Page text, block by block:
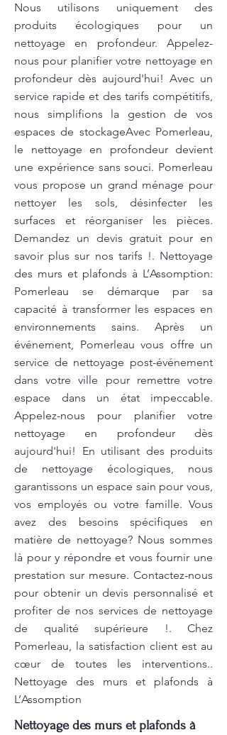
Nous utilisons uniquement des
produits écologiques pour un
nettoyage en profondeur. Appelez-
nous pour planifier votre nettoyage en
profondeur dès aujourd'hui! Avec un
service rapide et des tarifs compétitifs,
nous simplifions la gestion de vos
espaces de stockageAvec Pomerleau,
le nettoyage en profondeur devient
une expérience sans souci. Pomerleau
vous propose un grand ménage pour
nettoyer les sols, désinfecter les
surfaces et réorganiser les pièces.
Demandez un devis gratuit pour en
savoir plus sur nos tarifs !. Nettoyage
des murs et plafonds à L’Assomption:
Pomerleau se démarque par sa
capacité à transformer les espaces en
environnements sains. Après un
événement, Pomerleau vous offre un
service de nettoyage post-événement
dans votre ville pour remettre votre
espace dans un état impeccable.
Appelez-nous pour planifier votre
nettoyage en profondeur dès
aujourd'hui! En utilisant des produits
de nettoyage écologiques, nous
garantissons un espace sain pour vous,
vos employés ou votre famille. Vous
avez des besoins spécifiques en
matière de nettoyage? Nous sommes
là pour y répondre et vous fournir une
prestation sur mesure. Contactez-nous
pour obtenir un devis personnalisé et
profiter de nos services de nettoyage
de qualité supérieure !. Chez
Pomerleau, la satisfaction client est au
cœur de toutes les interventions..
Nettoyage des murs et plafonds à
L’Assomption
Nettoyage des murs et plafonds à